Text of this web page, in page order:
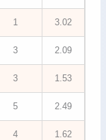
1 3.02
3 2.09
3 1.53
5 2.49
4 1.62